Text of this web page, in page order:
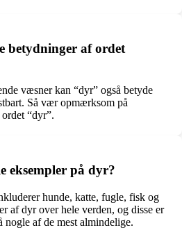
betydninger af ordet
væsner kan “dyr” også betyde
Så vær opmærksom på
“dyr”.
eksempler på dyr?
hunde, katte, fugle, fisk og
af dyr over hele verden, og disse er
nogle af de mest almindelige.